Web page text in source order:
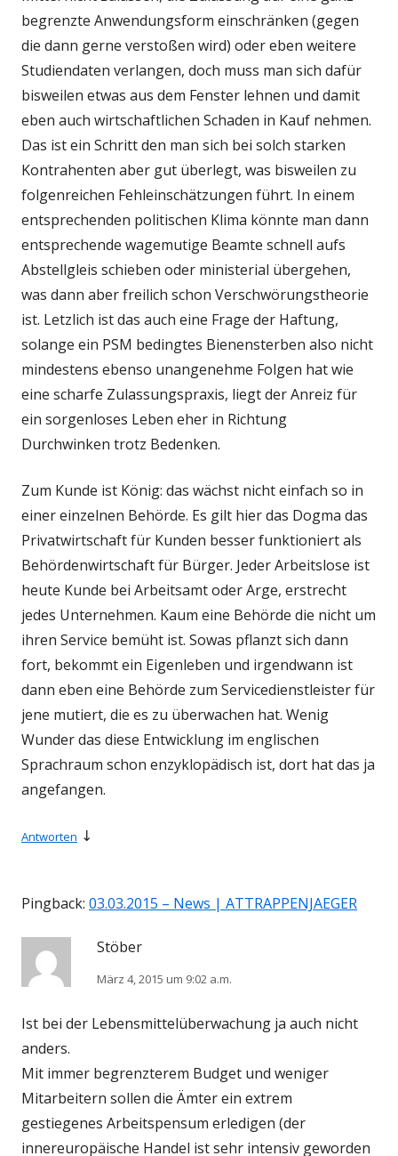
begrenzte Anwendungsform einschränken (gegen
die dann gerne verstoßen wird) oder eben weitere
Studiendaten verlangen, doch muss man sich dafür
bisweilen etwas aus dem Fenster lehnen und damit
eben auch wirtschaftlichen Schaden in Kauf nehmen.
Das ist ein Schritt den man sich bei solch starken
Kontrahenten aber gut überlegt, was bisweilen zu
folgenreichen Fehleinschätzungen führt. In einem
entsprechenden politischen Klima könnte man dann
entsprechende wagemutige Beamte schnell aufs
Abstellgleis schieben oder ministerial übergehen,
was dann aber freilich schon Verschwörungstheorie
ist. Letzlich ist das auch eine Frage der Haftung,
solange ein PSM bedingtes Bienensterben also nicht
mindestens ebenso unangenehme Folgen hat wie
eine scharfe Zulassungspraxis, liegt der Anreiz für
ein sorgenloses Leben eher in Richtung
Durchwinken trotz Bedenken.
Zum Kunde ist König: das wächst nicht einfach so in
einer einzelnen Behörde. Es gilt hier das Dogma das
Privatwirtschaft für Kunden besser funktioniert als
Behördenwirtschaft für Bürger. Jeder Arbeitslose ist
heute Kunde bei Arbeitsamt oder Arge, erstrecht
jedes Unternehmen. Kaum eine Behörde die nicht um
ihren Service bemüht ist. Sowas pflanzt sich dann
fort, bekommt ein Eigenleben und irgendwann ist
dann eben eine Behörde zum Servicedienstleister für
jene mutiert, die es zu überwachen hat. Wenig
Wunder das diese Entwicklung im englischen
Sprachraum schon enzyklopädisch ist, dort hat das ja
angefangen.
Antworten ↓
Pingback: 03.03.2015 – News | ATTRAPPENJAEGER
Stöber
März 4, 2015 um 9:02 a.m.
Ist bei der Lebensmittelüberwachung ja auch nicht
anders.
Mit immer begrenzterem Budget und weniger
Mitarbeitern sollen die Ämter ein extrem
gestiegenes Arbeitspensum erledigen (der
innereuropäische Handel ist sehr intensiv geworden